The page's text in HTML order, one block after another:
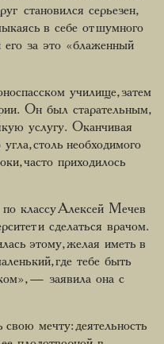
становился серьезен,
в себе от шумного
за это «блаженный
училище, затем
Он был старательным,
услугу. Оканчивая
столь необходимого
часто приходилось
классу Алексей Мечев
и сделаться врачом.
этому, желая иметь в
где тебе быть
— заявила она с
мечту: деятельность